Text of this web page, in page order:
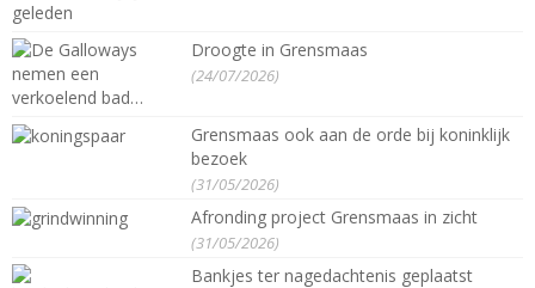
Droogte in Grensmaas
(24/07/2026)
Grensmaas ook aan de orde bij koninklijk
bezoek
(31/05/2026)
Afronding project Grensmaas in zicht
(31/05/2026)
Bankjes ter nagedachtenis geplaatst